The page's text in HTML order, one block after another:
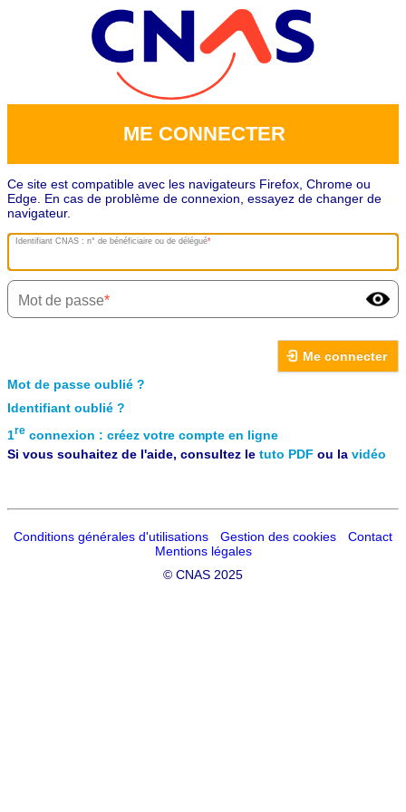
ME CONNECTER
Ce site est compatible avec les navigateurs Firefox, Chrome ou
Edge. En cas de problème de connexion, essayez de changer de
navigateur.
Identifiant CNAS : n° de bénéficiaire ou de délégué
Mot de passe
Me connecter
Mot de passe oublié ?
Identifiant oublié ?
1re connexion : créez votre compte en ligne
Si vous souhaitez de l'aide, consultez le tuto PDF ou la vidéo
Conditions générales d'utilisations Gestion des cookies
Contact
Mentions légales
© CNAS 2025